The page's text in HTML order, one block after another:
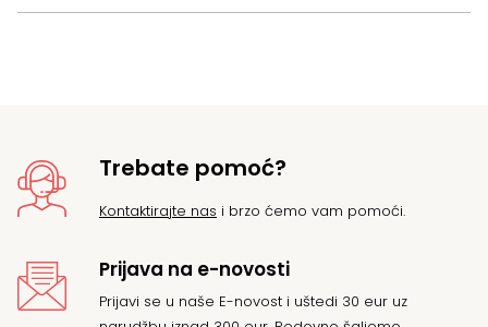
Trebate pomoć?
Kontaktirajte nas i brzo ćemo vam pomoći.
Prijava na e-novosti
Prijavi se u naše E-novost i uštedi 30 eur uz